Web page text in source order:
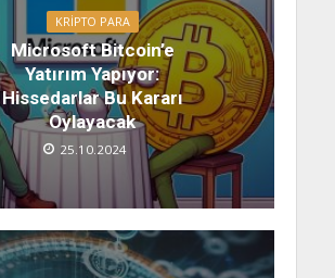
KRIPTO PARA
Microsoft Bitcoin’e
Yatırım Yapıyor:
Hissedarlar Bu Kararı
Oylayacak
25.10.2024